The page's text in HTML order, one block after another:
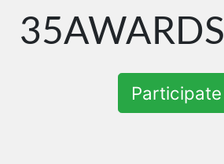
35AWARDS
Participate